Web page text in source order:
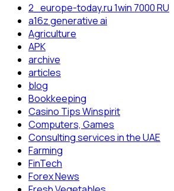
2_europe-today.ru 1win 7000 RU
a16z generative ai
Agriculture
APK
archive
articles
blog
Bookkeeping
Casino Tips Winspirit
Computers, Games
Consulting services in the UAE
Farming
FinTech
Forex News